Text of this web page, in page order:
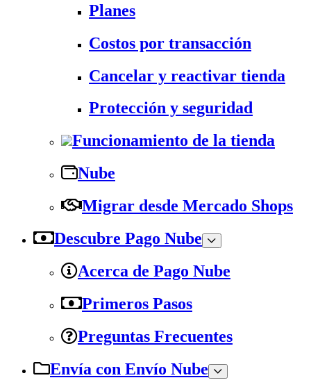
Planes
Costos por transacción
Cancelar y reactivar tienda
Protección y seguridad
Funcionamiento de la tienda
Nube
Migrar desde Mercado Shops
Descubre Pago Nube
Acerca de Pago Nube
Primeros Pasos
Preguntas Frecuentes
Envía con Envío Nube